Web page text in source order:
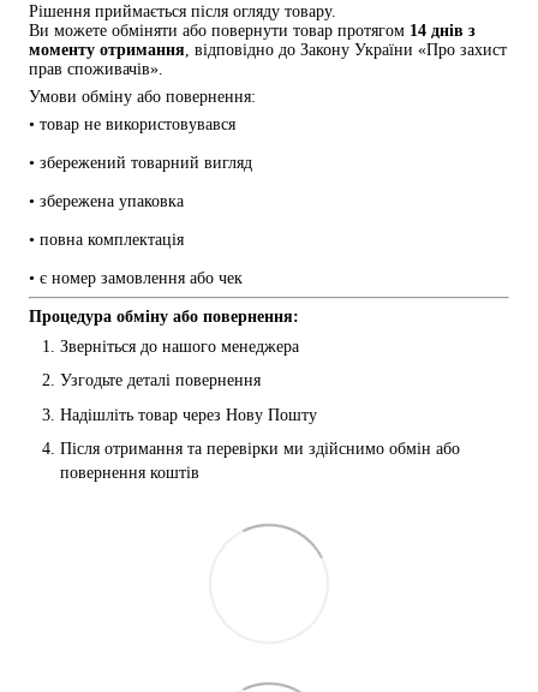
Рішення приймається після огляду товару.
Ви можете обміняти або повернути товар протягом 14 днів з
моменту отримання , відповідно до Закону України «Про захист
прав споживачів».
Умови обміну або повернення:
• товар не використовувався
• збережений товарний вигляд
• збережена упаковка
• повна комплектація
• є номер замовлення або чек
Процедура обміну або повернення:
Зверніться до нашого менеджера
Узгодьте деталі повернення
Надішліть товар через Нову Пошту
Після отримання та перевірки ми здійснимо обмін або
повернення коштів